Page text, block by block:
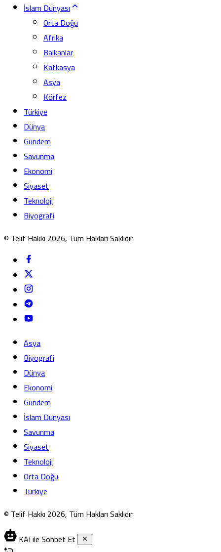
İslam Dünyası
Orta Doğu
Afrika
Balkanlar
Kafkasya
Asya
Körfez
Türkiye
Dünya
Gündem
Savunma
Ekonomi
Siyaset
Teknoloji
Biyografi
© Telif Hakkı 2026, Tüm Hakları Saklıdır
Asya
Biyografi
Dünya
Ekonomi
Gündem
İslam Dünyası
Savunma
Siyaset
Teknoloji
Orta Doğu
Türkiye
© Telif Hakkı 2026, Tüm Hakları Saklıdır
KAI ile Sohbet Et